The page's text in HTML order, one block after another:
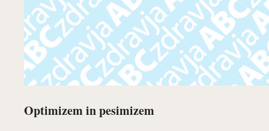
Optimizem in pesimizem